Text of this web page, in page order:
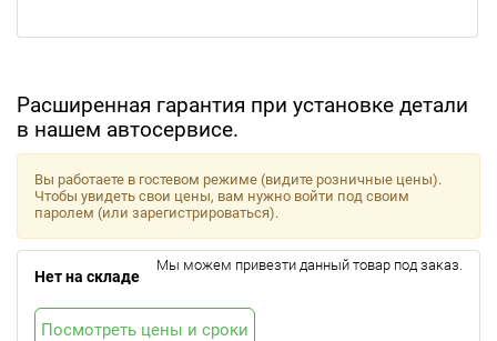
Расширенная гарантия при установке детали
в нашем автосервисе.
Вы работаете в гостевом режиме (видите розничные цены).
Чтобы увидеть свои цены, вам нужно войти под своим
паролем (или зарегистрироваться).
Нет на складе
Мы можем привезти данный товар под заказ.
Посмотреть цены и сроки